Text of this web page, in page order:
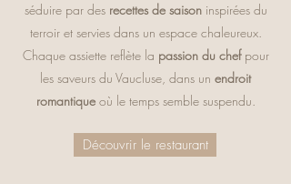
séduire par des recettes de saisoninspirées du
terroir et servies dans un espace chaleureux.
Chaque assiette reflète la passion du chefpour
les saveurs du Vaucluse, dans un endroit
romantiqueoù le temps semble suspendu.
Découvrir le restaurant